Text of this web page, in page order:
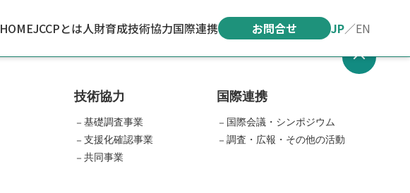
HOMEJCCPとは人財育成技術協力国際連携 お問合せ JP／EN
技術協力
基礎調査事業
支援化確認事業
共同事業
国際連携
国際会議・シンポジウム
調査・広報・その他の活動